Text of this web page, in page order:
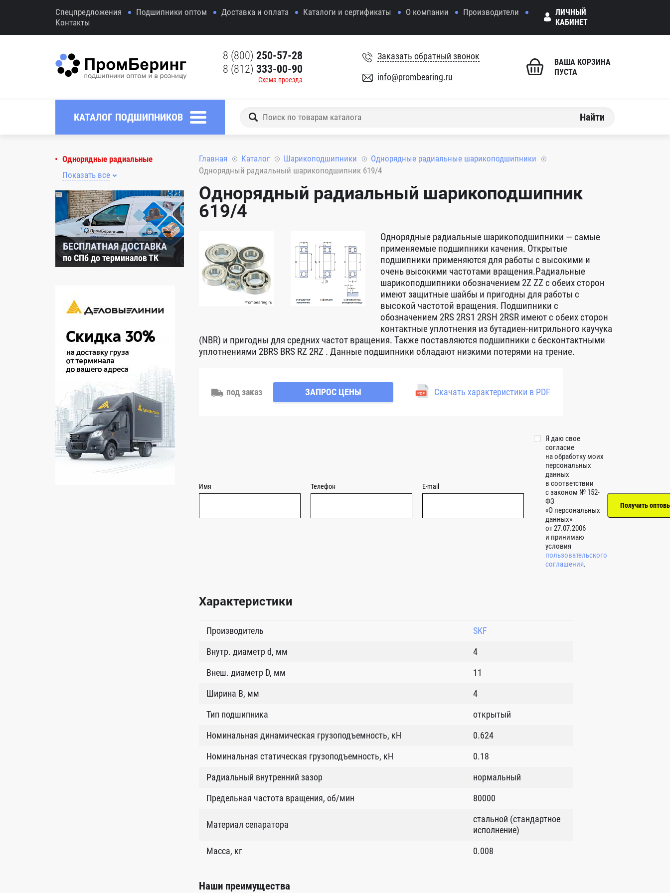
Спецпредложения Подшипники оптом Доставка и оплата Каталоги и сертификаты О компании
Производители
Контакты
ЛИЧНЫЙ
КАБИНЕТ
8 (800) 250-57-28
8 (812) 333-00-90
Схема проезда
Заказать обратный звонок
info@prombearing.ru
ВАША КОРЗИНА
ПУСТА
КАТАЛОГ ПОДШИПНИКОВ Найти
Однорядные радиальные
Показать все
БЕСПЛАТНАЯ ДОСТАВКА
по СПб до терминалов ТК
Главная Каталог Шарикоподшипники
Однорядные радиальные шарикоподшипники
Однорядный радиальный шарикоподшипник 619/4
Однорядный радиальный шарикоподшипник
619/4
Однорядные радиальные шарикоподшипники — самые
применяемые подшипники качения. Открытые
подшипники применяются для работы с высокими и
очень высокими частотами вращения.Радиальные
шарикоподшипники обозначением 2Z ZZ с обеих сторон
имеют защитные шайбы и пригодны для работы с
высокой частотой вращения. Подшипники с
обозначением 2RS 2RS1 2RSH 2RSR имеют с обеих сторон
контактные уплотнения из бутадиен-нитрильного каучука
(NBR) и пригодны для средних частот вращения. Также поставляются подшипники с бесконтактными
уплотнениями 2BRS BRS RZ 2RZ . Данные подшипники обладают низкими потерями на трение.
под заказ ЗАПРОС ЦЕНЫ Скачать характеристики в PDF
Имя Телефон E-mail
Я даю свое
согласие
на обработку моих
персональных
данных
в соответствии
с законом № 152-
ФЗ
«О персональных
данных»
от 27.07.2006
и принимаю
условия
пользовательского
соглашения.
Характеристики
Производитель
SKF
Внутр. диаметр d, мм
4
Внеш. диаметр D, мм
11
Ширина B, мм
4
Тип подшипника
открытый
Номинальная динамическая грузоподъемность, кН
0.624
Номинальная статическая грузоподъемность, кН
0.18
Радиальный внутренний зазор
нормальный
Предельная частота вращения, об/мин
80000
Материал сепаратора
стальной (стандартное
исполнение)
Масса, кг
0.008
Наши преимущества